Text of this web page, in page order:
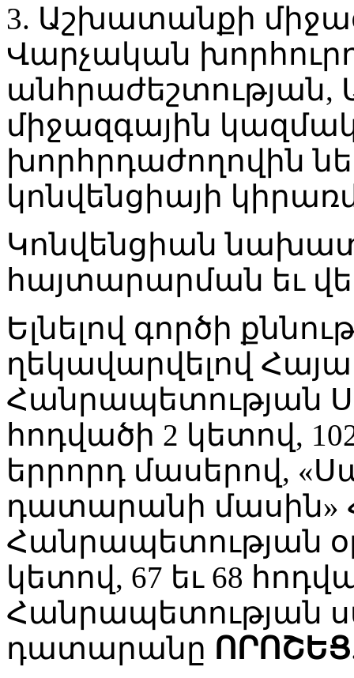
3. Աշխատանքի
Վարչական
միջազգային
խորհրդաժողովին
կոնվենցիայի
Կոնվենցիան
հայտարարման եւ
Ելնելով գործի
ղեկավարվելով
Հանրապետության
հոդվածի 2 կետով,
երրորդ մասերով,
դատարանի մասին»
Հանրապետության
կետով, 67 եւ 68
Հանրապետության
դատարանը ՈՐՈՇԵՑ